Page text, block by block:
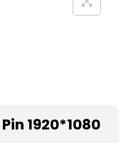
1920*1080